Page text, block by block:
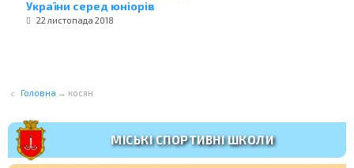
України серед юніорів
22 листопада 2018
Головна → косян
МІСЬКІ СПОРТИВНІ ШКОЛИ